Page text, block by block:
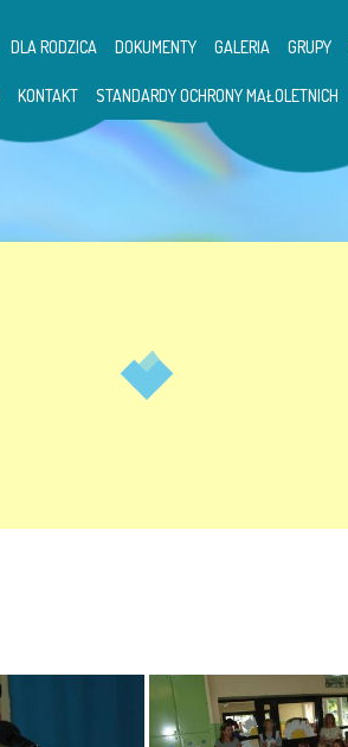
DLA RODZICA DOKUMENTY GALERIA GRUPY
KONTAKT STANDARDY OCHRONY MAŁOLETNICH